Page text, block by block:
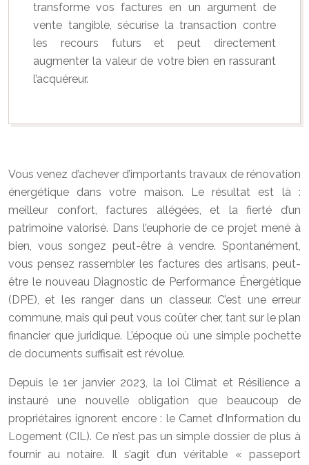
transforme vos factures en un argument de
vente tangible, sécurise la transaction contre
les recours futurs et peut directement
augmenter la valeur de votre bien en rassurant
l’acquéreur.
Vous venez d’achever d’importants travaux de rénovation
énergétique dans votre maison. Le résultat est là :
meilleur confort, factures allégées, et la fierté d’un
patrimoine valorisé. Dans l’euphorie de ce projet mené à
bien, vous songez peut-être à vendre. Spontanément,
vous pensez rassembler les factures des artisans, peut-
être le nouveau Diagnostic de Performance Énergétique
(DPE), et les ranger dans un classeur. C’est une erreur
commune, mais qui peut vous coûter cher, tant sur le plan
financier que juridique. L’époque où une simple pochette
de documents suffisait est révolue.
Depuis le 1er janvier 2023, la loi Climat et Résilience a
instauré une nouvelle obligation que beaucoup de
propriétaires ignorent encore : le Carnet d’Information du
Logement (CIL). Ce n’est pas un simple dossier de plus à
fournir au notaire. Il s’agit d’un véritable « passeport